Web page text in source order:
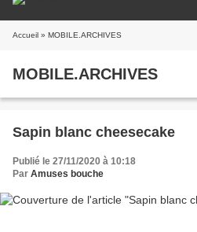
Accueil » MOBILE.ARCHIVES
MOBILE.ARCHIVES
Sapin blanc cheesecake
Publié le 27/11/2020 à 10:18
Par Amuses bouche